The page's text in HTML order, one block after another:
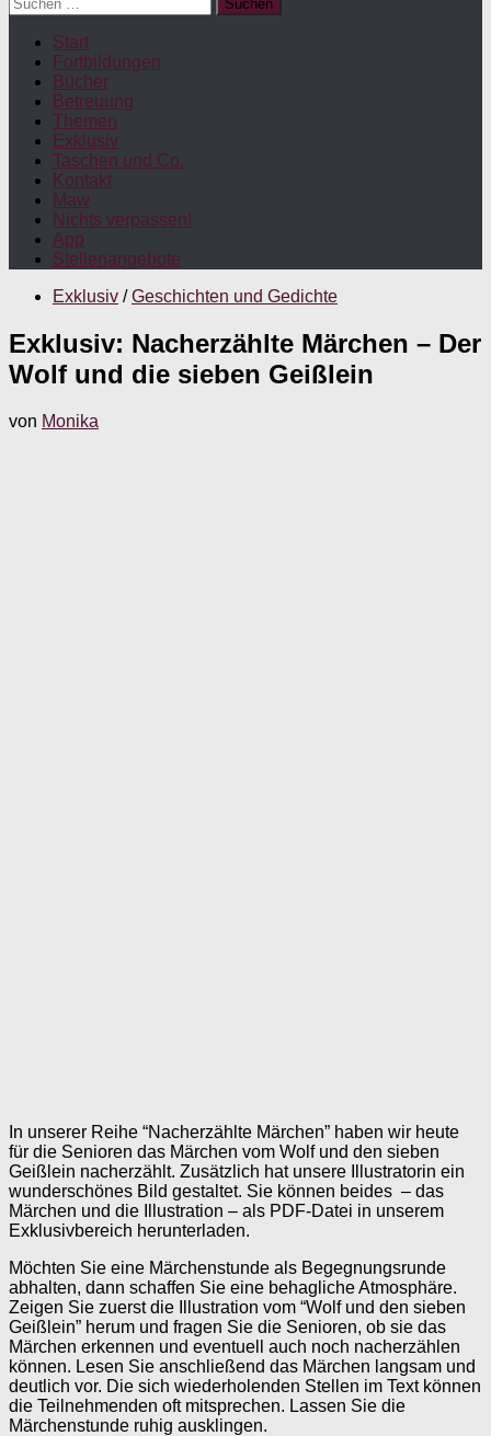
nach:
Start
Fortbildungen
Bücher
Betreuung
Themen
Exklusiv
Taschen und Co.
Kontakt
Maw
Nichts verpassen!
App
Stellenangebote
Exklusiv / Geschichten und Gedichte
Exklusiv: Nacherzählte Märchen – Der
Wolf und die sieben Geißlein
von Monika
In unserer Reihe “Nacherzählte Märchen” haben wir heute
für die Senioren das Märchen vom Wolf und den sieben
Geißlein nacherzählt. Zusätzlich hat unsere Illustratorin ein
wunderschönes Bild gestaltet. Sie können beides – das
Märchen und die Illustration – als PDF-Datei in unserem
Exklusivbereich herunterladen.
Möchten Sie eine Märchenstunde als Begegnungsrunde
abhalten, dann schaffen Sie eine behagliche Atmosphäre.
Zeigen Sie zuerst die Illustration vom “Wolf und den sieben
Geißlein” herum und fragen Sie die Senioren, ob sie das
Märchen erkennen und eventuell auch noch nacherzählen
können. Lesen Sie anschließend das Märchen langsam und
deutlich vor. Die sich wiederholenden Stellen im Text können
die Teilnehmenden oft mitsprechen. Lassen Sie die
Märchenstunde ruhig ausklingen.